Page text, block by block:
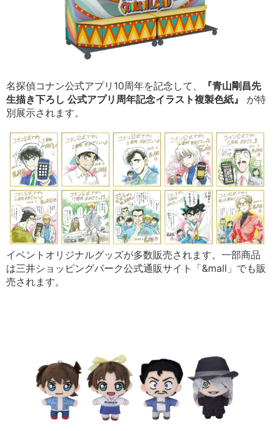
名探偵コナン公式アプリ10周年を記念して、
『青山剛昌先
生描き下ろし 公式アプリ周年記念イラスト複製色紙』
が特
別展示されます。
イベントオリジナルグッズが多数販売されます。一部商品
は三井ショッピングパーク公式通販サイト「&mall」でも販
売されます。